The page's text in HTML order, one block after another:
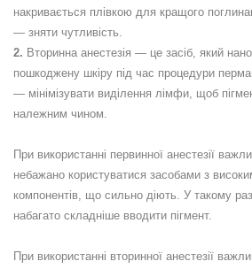
накривається плівкою для кращого
— зняти чутливість.
Вторинна анестезія — це засіб, який
пошкоджену шкіру під час процедури
— мінімізувати виділення лімфи, щоб
належним чином.
При використанні первинної анестезії
небажано користуватися засобами з
компонентів, що сильно діють. У такому
набагато складніше вводити пігмент.
При використанні вторинної анестезії